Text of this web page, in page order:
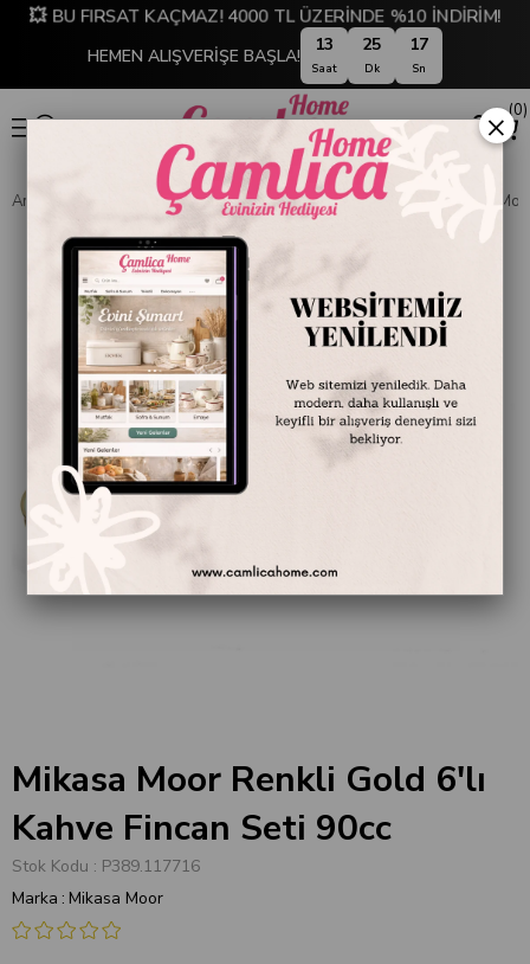
💥 BU FIRSAT KAÇMAZ! 4000 TL ÜZERİNDE %10 İNDİRİM!
HEMEN ALIŞVERİŞE BAŞLA! 13
Saat
25
Dk
16
Sn
0
Anasayfa SOFRA & MUTFAK ÇAY & KAHVE TAKIMLARI Mikasa
Mikasa Moor Renkli Gold 6'lı
Kahve Fincan Seti 90cc
Stok Kodu
P389.117716
Marka : Mikasa Moor
×